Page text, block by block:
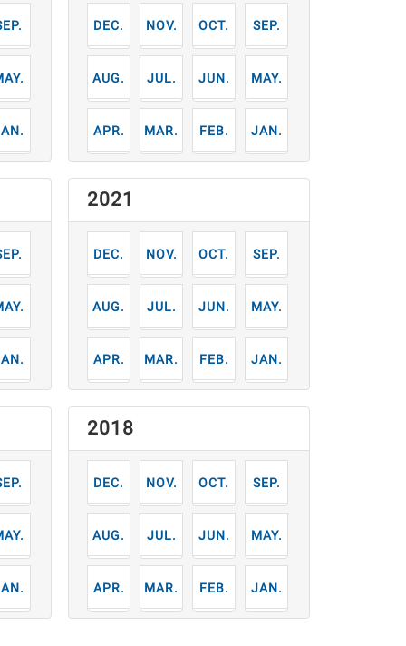
月
月
月
12月 11月 10月 9月
8月 7月 6月 5月
4月 3月 2月 1月
月
月
月
2021
12月 11月 10月 9月
8月 7月 6月 5月
4月 3月 2月 1月
月
月
月
2018
12月 11月 10月 9月
8月 7月 6月 5月
4月 3月 2月 1月